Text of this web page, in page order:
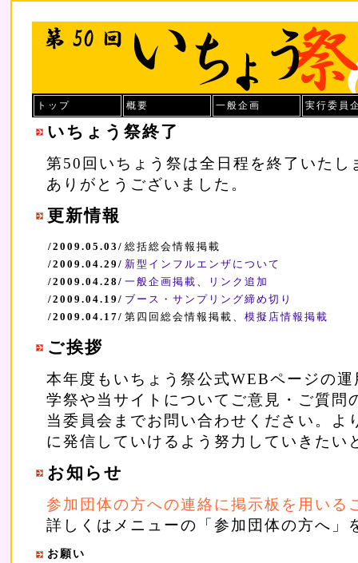
トップ 概要 一般企画 実行委員
いちょう祭終了
第50回いちょう祭は全日程を終了いたし
ありがとうございました。
更新情報
/2009.05.03/ 総括総会情報掲載
/2009.04.29/ 新型インフルエンザについて
/2009.04.28/ 一般企画掲載 、
リンク追加
/2009.04.19/ ブース・サンプリング締め切り
/2009.04.17/ 第四回総会情報掲載、 模擬店情報掲載
ご挨拶
本年度もいちょう祭公式WEBページの
学祭や当サイトについてご意見・ご質問
当委員会までお問い合わせください。よ
に発信していけるよう努力していきたい
お知らせ
参加団体の方への連絡に掲示板を用いる
詳しくはメニューの「参加団体の方へ」
お願い